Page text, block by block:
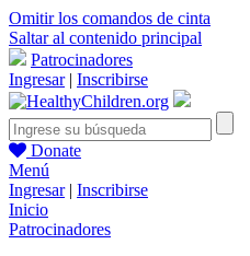
Omitir los comandos de cinta
Saltar al contenido principal
Patrocinadores
Ingresar| Inscribirse
Donate
Menú
Ingresar| Inscribirse
Inicio
Patrocinadores